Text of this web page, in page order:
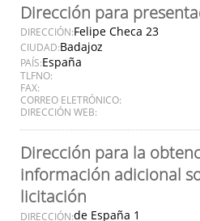
Dirección para
DIRECCIÓN:Felipe Checa 23
CIUDAD:Badajoz
PAÍS:España
TLFNO:
FAX:
CORREO ELETRÓNICO:
DIRECCIÓN WEB:
Dirección para la
información adicional
licitación
DIRECCIÓN:de España 1